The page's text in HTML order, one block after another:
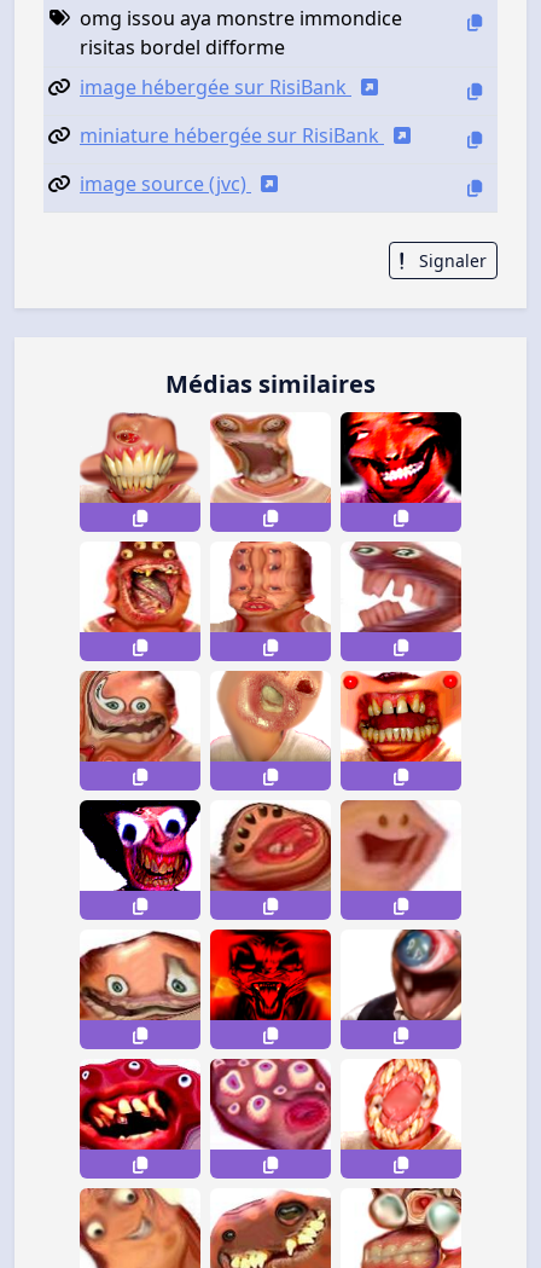
omg issou aya monstre immondice
risitas bordel difforme
image hébergée sur RisiBank
miniature hébergée sur RisiBank
image source (jvc)
Signaler
Médias similaires